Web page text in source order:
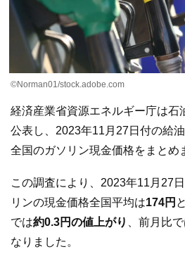
©Norman01/stock.adobe.com
経済産業省資源エネルギー庁は石
公表し、2023年11月27日付の給
全国のガソリン現金価格をまとめ
この調査により、2023年11月27
リンの現金価格全国平均は174円
では約0.3円の値上がり 、前月比
なりました。